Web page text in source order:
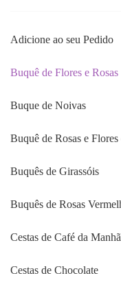
Adicione ao seu Pedido
Buquê de Flores e Rosas
Buque de Noivas
Buquê de Rosas e
Buquês de Girassóis
Buquês de Rosas
Cestas de Café da
Cestas de Chocolate